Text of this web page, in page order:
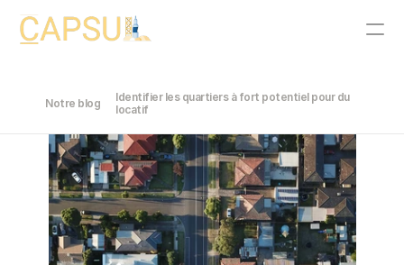
PRODUCT
Design
Content
Publish
Notre blog
Identifier les quartiers à fort potentiel pour du
locatif